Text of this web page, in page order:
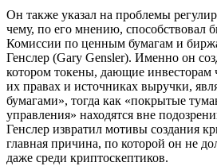
Он также указал на проблемы
чему, по его мнению, способствовал
Комиссии по ценным бумагам и
Генслер (Gary Gensler). Именно он
котором токены, дающие инвесторам
их правах и источниках выручки,
бумагами», тогда как «покрытые
управления» находятся вне
Генслер извратил мотивы создания
главная причина, по которой он не
даже среди криптоскептиков.